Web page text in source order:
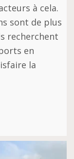
à cela.
sont de plus
recherchent
en
la